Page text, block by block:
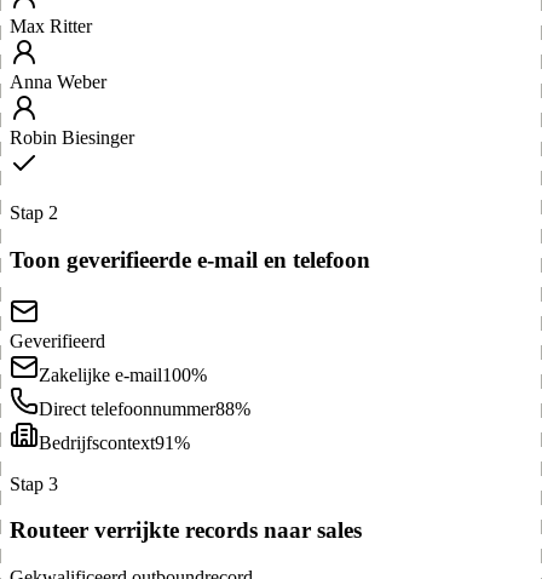
Max Ritter
Anna Weber
Robin Biesinger
Stap 2
Toon geverifieerde e-mail en telefoon
Geverifieerd
Zakelijke e-mail100%
Direct telefoonnummer88%
Bedrijfscontext91%
Stap 3
Routeer verrijkte records naar sales